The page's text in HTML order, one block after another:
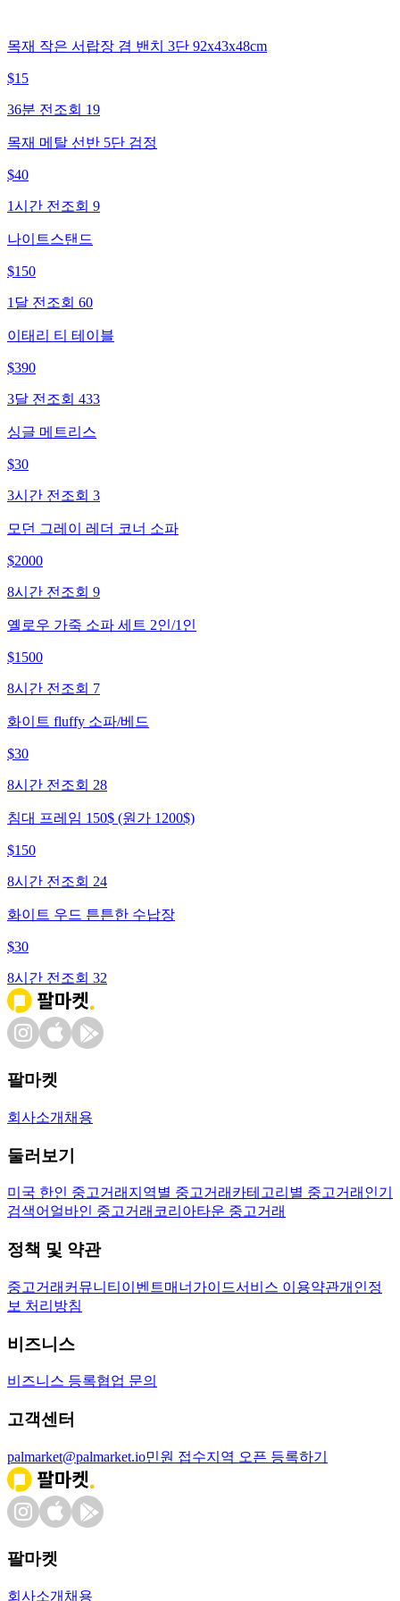
목재 작은 서랍장 겸 밴치 3단 92x43x48cm
$15
36분 전 조회 19
목재 메탈 선반 5단 검정
$40
1시간 전 조회 9
나이트스탠드
$150
1달 전 조회 60
이태리 티 테이블
$390
3달 전 조회 433
싱글 메트리스
$30
3시간 전 조회 3
모던 그레이 레더 코너 소파
$2000
8시간 전 조회 9
옐로우 가죽 소파 세트 2인/1인
$1500
8시간 전 조회 7
화이트 fluffy 소파/베드
$30
8시간 전 조회 28
침대 프레임 150$ (원가 1200$)
$150
8시간 전 조회 24
화이트 우드 튼튼한 수납장
$30
8시간 전 조회 32
팔마켓
회사소개 채용
둘러보기
미국 한인 중고거래 지역별 중고거래 카테고리별 중고거래 인기
검색어 얼바인 중고거래 코리아타운 중고거래
정책 및 약관
중고거래 커뮤니티 이벤트매너가이드서비스 이용약관개인정
보 처리방침
비즈니스
비즈니스 등록협업 문의
고객센터
palmarket@palmarket.io민원 접수지역 오픈 등록하기
팔마켓
회사소개 채용